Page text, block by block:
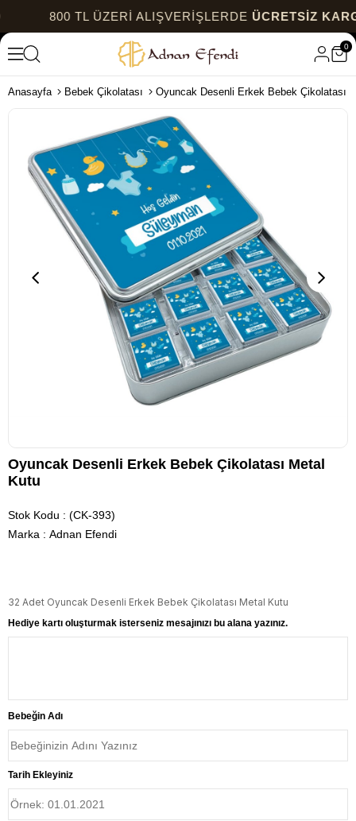
800 TL ÜZERİ ALIŞVERİŞLERDEÜCRETSİZ KARGO
0
Anasayfa Bebek Çikolatası Oyuncak Desenli Erkek Bebek Çikolatası
Oyuncak Desenli Erkek Bebek Çikolatası Metal
Kutu
Stok Kodu
(CK-393)
Marka : Adnan Efendi
32 Adet Oyuncak Desenli Erkek Bebek Çikolatası Metal Kutu
Hediye kartı oluşturmak isterseniz mesajınızı bu alana yazınız.
Bebeğin Adı
Tarih Ekleyiniz